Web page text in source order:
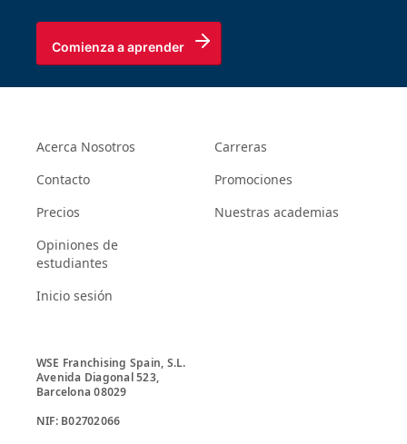
Comienza a aprender
Acerca Nosotros
Contacto
Precios
Opiniones de
estudiantes
Inicio sesión
Carreras
Promociones
Nuestras academias
WSE Franchising Spain, S.L.
Avenida Diagonal 523,
Barcelona 08029